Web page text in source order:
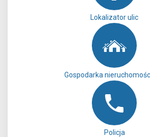
Lokalizator ulic
Gospodarka
Policja